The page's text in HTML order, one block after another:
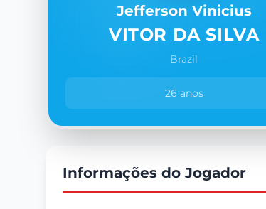
Jefferson Vinicius
VITOR DA SILVA
Brazil
26 anos
Informações do Jogador